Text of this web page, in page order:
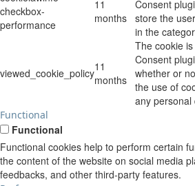
checkbox-
performance
11
months
Consent
store the
in the
viewed_cookie_policy11
months
The cookie
Consent
whether or
the use of
any personal
Functional
Functional
Functional cookies help to perform certain
the content of the website on social media
feedbacks, and other third-party features.